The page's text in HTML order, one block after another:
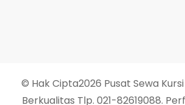
© Hak Cipta2026 Pusat Sewa
Berkualitas Tlp. 021-82619088.